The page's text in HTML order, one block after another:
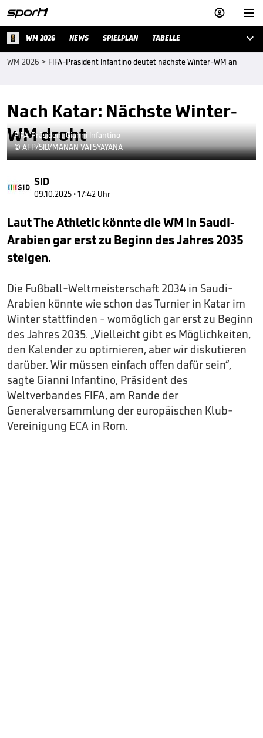


WM 2026 NEWS SPIELPLAN TABELLE 
WM 2026 > FIFA-Präsident Infantino deutet nächste Winter-WM an
Nach Katar: Nächste Winter-
WM droht
FIFA-Präsident Gianni Infantino
© AFP/SID/MANAN VATSYAYANA
SID
09.10.2025 • 17:42 Uhr
Laut The Athletic könnte die WM in Saudi-
Arabien gar erst zu Beginn des Jahres 2035
steigen.
Die Fußball-Weltmeisterschaft 2034 in Saudi-
Arabien könnte wie schon das Turnier in Katar im
Winter stattfinden - womöglich gar erst zu Beginn
des Jahres 2035. „Vielleicht gibt es Möglichkeiten,
den Kalender zu optimieren, aber wir diskutieren
darüber. Wir müssen einfach offen dafür sein“,
sagte Gianni Infantino, Präsident des
Weltverbandes FIFA, am Rande der
Generalversammlung der europäischen Klub-
Vereinigung ECA in Rom.